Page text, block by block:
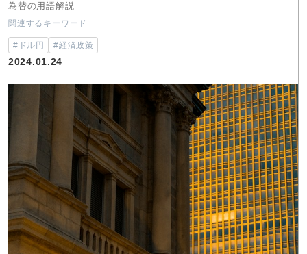
為替の用語解説
関連するキーワード
#ドル円 #経済政策
2024.01.24